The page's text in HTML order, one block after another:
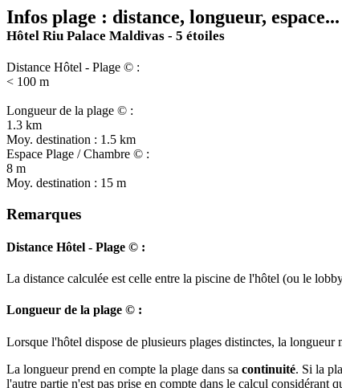
Infos plage : distance, longueur, espace...
Hôtel Riu Palace Maldivas - 5 étoiles
Distance Hôtel - Plage © :
< 100 m
Longueur de la plage © :
1.3 km
Moy. destination : 1.5 km
Espace Plage / Chambre © :
8 m
Moy. destination : 15 m
Remarques
Distance Hôtel - Plage © :
La distance calculée est celle entre la piscine de l'hôtel (ou le
Longueur de la plage © :
Lorsque l'hôtel dispose de plusieurs plages distinctes, la longueur
La longueur prend en compte la plage dans sa continuité. Si la
l'autre partie n'est pas prise en compte dans le calcul considérant